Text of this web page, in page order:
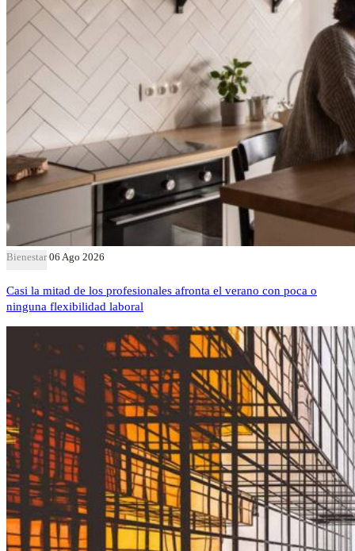
Bienestar 06 Ago 2026
Casi la mitad de los profesionales afronta el verano con poca o
ninguna flexibilidad laboral